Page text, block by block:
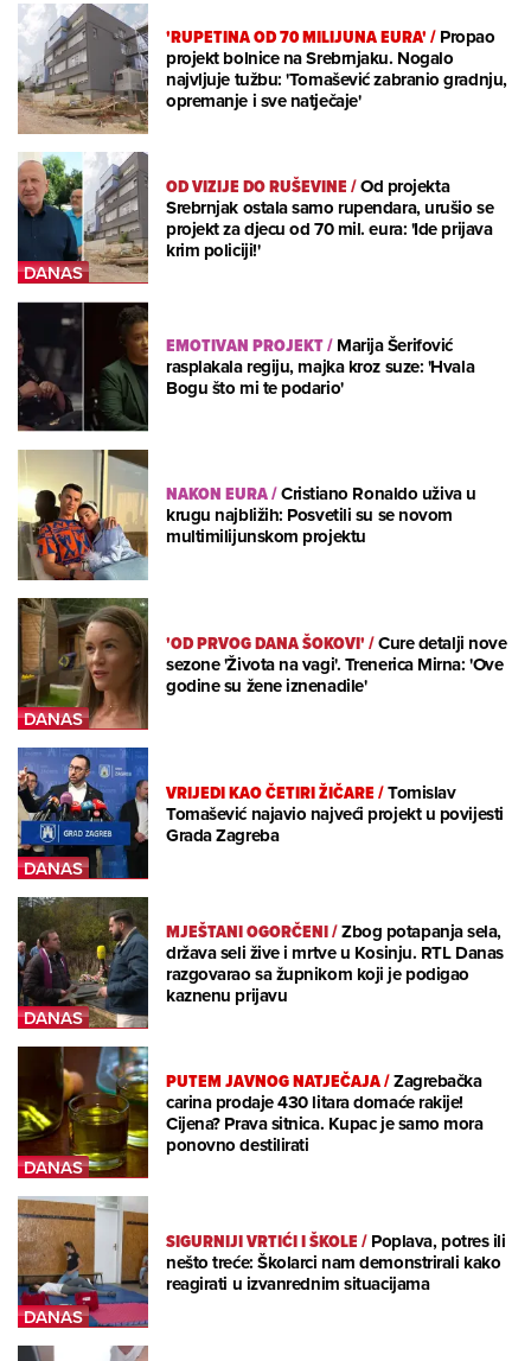
'RUPETINA OD 70 MILIJUNA EURA'/Propao
projekt bolnice na Srebrnjaku. Nogalo
najvljuje tužbu: 'Tomašević zabranio gradnju,
opremanje i sve natječaje'
OD VIZIJE DO RUŠEVINE/Od projekta
Srebrnjak ostala samo rupendara, urušio se
projekt za djecu od 70 mil. eura: 'Ide prijava
krim policiji!'
EMOTIVAN PROJEKT/Marija Šerifović
rasplakala regiju, majka kroz suze: 'Hvala
Bogu što mi te podario'
NAKON EURA/Cristiano Ronaldo uživa u
krugu najbližih: Posvetili su se novom
multimilijunskom projektu
'OD PRVOG DANA ŠOKOVI'/Cure detalji nove
sezone 'Života na vagi'. Trenerica Mirna: 'Ove
godine su žene iznenadile'
VRIJEDI KAO ČETIRI ŽIČARE/Tomislav
Tomašević najavio najveći projekt u povijesti
Grada Zagreba
MJEŠTANI OGORČENI/Zbog potapanja sela,
država seli žive i mrtve u Kosinju. RTL Danas
razgovarao sa župnikom koji je podigao
kaznenu prijavu
PUTEM JAVNOG NATJEČAJA/Zagrebačka
carina prodaje 430 litara domaće rakije!
Cijena? Prava sitnica. Kupac je samo mora
ponovno destilirati
SIGURNIJI VRTIĆI I ŠKOLE/Poplava, potres ili
nešto treće: Školarci nam demonstrirali kako
reagirati u izvanrednim situacijama